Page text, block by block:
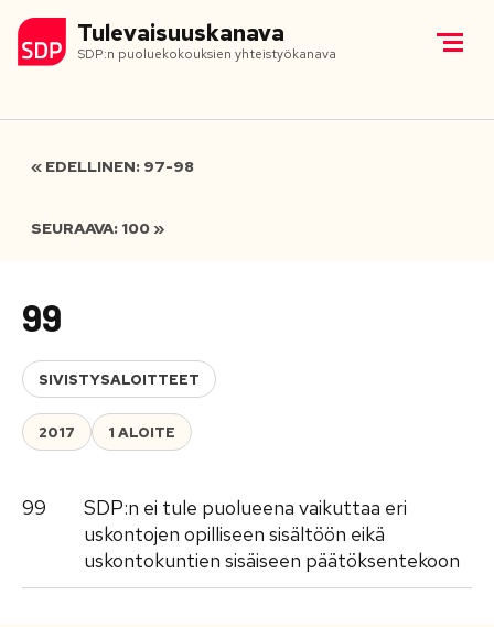
Tulevaisuuskanava
SDP:n puoluekokouksien yhteistyökanava
« EDELLINEN: 97-98
SEURAAVA: 100 »
99
SIVISTYSALOITTEET
2017 1 ALOITE
99
SDP:n ei tule puolueena vaikuttaa eri
uskontojen opilliseen sisältöön eikä
uskontokuntien sisäiseen päätöksentekoon